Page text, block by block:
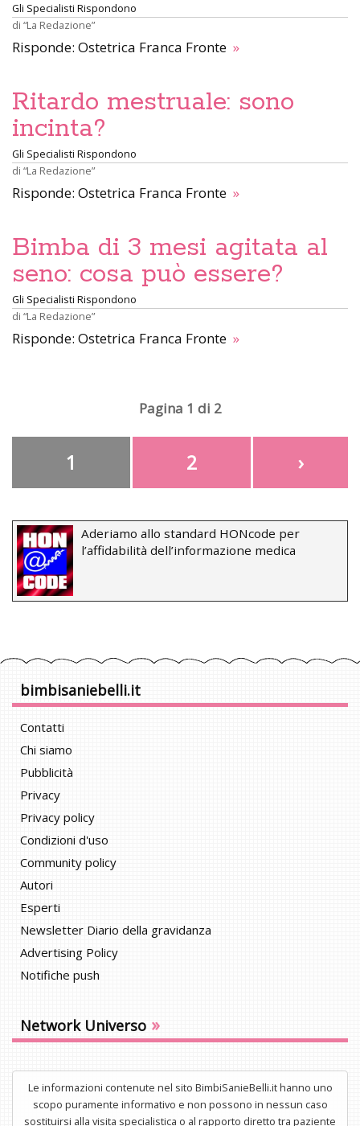
Gli Specialisti Rispondono
di “La Redazione”
Risponde: Ostetrica Franca Fronte »
Ritardo mestruale: sono
incinta?
Gli Specialisti Rispondono
di “La Redazione”
Risponde: Ostetrica Franca Fronte »
Bimba di 3 mesi agitata al
seno: cosa può essere?
Gli Specialisti Rispondono
di “La Redazione”
Risponde: Ostetrica Franca Fronte »
Pagina 1 di 2
1 2 ›
Aderiamo allo standard HONcode per
l’affidabilità dell’informazione medica
bimbisaniebelli.it
Contatti
Chi siamo
Pubblicità
Privacy
Privacy policy
Condizioni d'uso
Community policy
Autori
Esperti
Newsletter Diario della gravidanza
Advertising Policy
Notifiche push
Network Universo »
Le informazioni contenute nel sito BimbiSanieBelli.it hanno uno
scopo puramente informativo e non possono in nessun caso
sostituirsi alla visita specialistica o al rapporto diretto tra paziente